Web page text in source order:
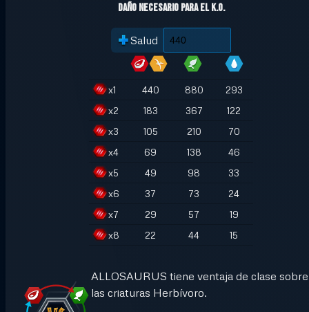
Daño necesario para el K.O.
Salud
x1 440 880
293
x2 183 367
122
x3 105 210
70
x4 69 138
46
x5 49 98
33
x6 37 73
24
x7 29 57
19
x8 22 44 15
ALLOSAURUS tiene ventaja de clase sobre
las criaturas Herbívoro.